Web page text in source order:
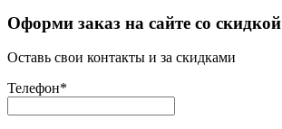
Оформи заказ на сайте со скидкой
Оставь свои контакты и за скидками
Телефон*